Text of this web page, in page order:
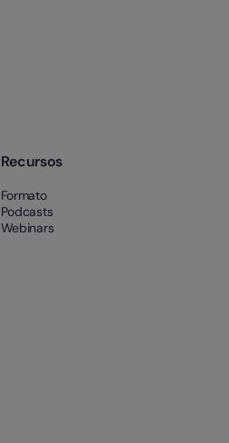
Recursos
Formato
Podcasts
Webinars